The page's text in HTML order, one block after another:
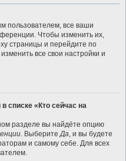
пользователем, все ваши
Чтобы изменить их,
страницы и перейдите по
все свои настройки и
списке «Кто сейчас на
разделе вы найдёте опцию
. ВыберитеДа, и вы будете
и самому себе. Для всех